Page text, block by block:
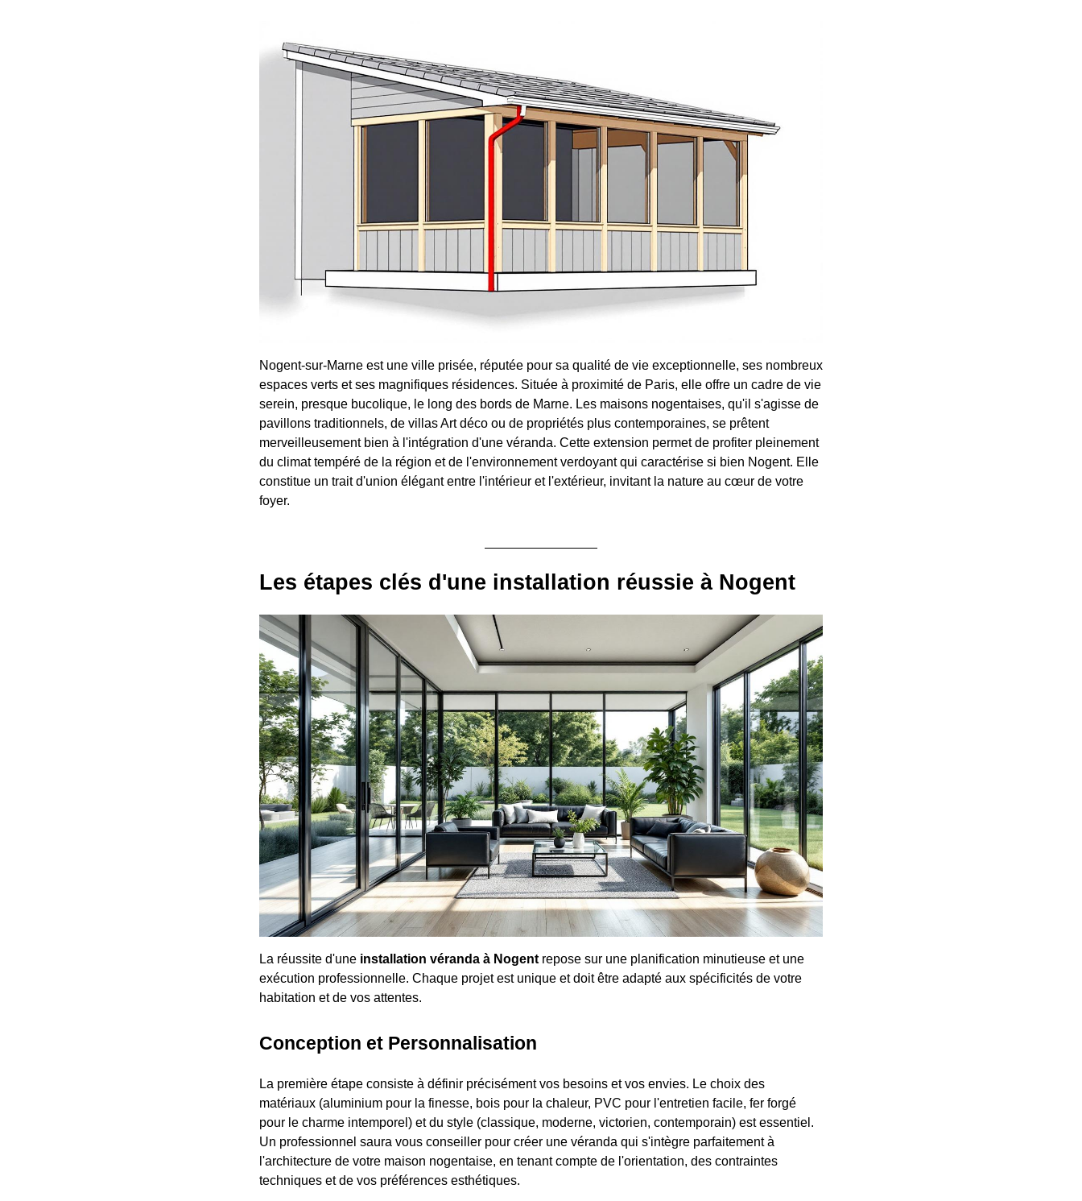
Nogent-sur-Marne est une ville prisée, réputée pour sa qualité de vie exceptionnelle, ses nombreux
espaces verts et ses magnifiques résidences. Située à proximité de Paris, elle offre un cadre de vie
serein, presque bucolique, le long des bords de Marne. Les maisons nogentaises, qu'il s'agisse de
pavillons traditionnels, de villas Art déco ou de propriétés plus contemporaines, se prêtent
merveilleusement bien à l'intégration d'une véranda. Cette extension permet de profiter pleinement
du climat tempéré de la région et de l'environnement verdoyant qui caractérise si bien Nogent. Elle
constitue un trait d'union élégant entre l'intérieur et l'extérieur, invitant la nature au cœur de votre
foyer.
Les étapes clés d'une installation réussie à Nogent
La réussite d'une installation véranda à Nogent repose sur une planification minutieuse et une
exécution professionnelle. Chaque projet est unique et doit être adapté aux spécificités de votre
habitation et de vos attentes.
Conception et Personnalisation
La première étape consiste à définir précisément vos besoins et vos envies. Le choix des
matériaux (aluminium pour la finesse, bois pour la chaleur, PVC pour l'entretien facile, fer forgé
pour le charme intemporel) et du style (classique, moderne, victorien, contemporain) est essentiel.
Un professionnel saura vous conseiller pour créer une véranda qui s'intègre parfaitement à
l'architecture de votre maison nogentaise, en tenant compte de l'orientation, des contraintes
techniques et de vos préférences esthétiques.